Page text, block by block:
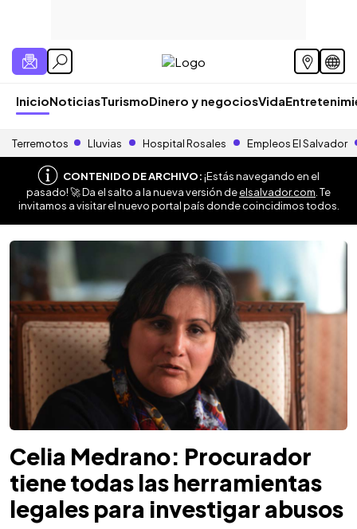
InicioNoticiasTurismoDinero y negociosVida
Terremotos Lluvias Hospital Rosales Empleos El Salvador
CONTENIDO DE ARCHIVO:¡Estás navegando en el
pasado! 🚀 Da el salto a la nueva versión deelsalvador.com . Te
invitamos a visitar el nuevo portal país donde coincidimos todos.
Celia Medrano: Procurador
tiene todas las herramientas
legales para investigar abusos